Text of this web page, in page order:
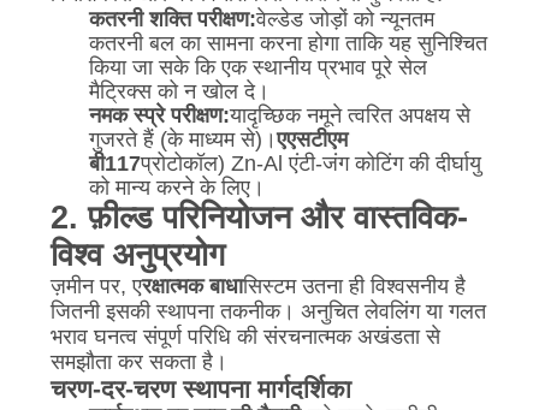
कतरनी शक्ति परीक्षण:वेल्डेड जोड़ों को न्यूनतम
कतरनी बल का सामना करना होगा ताकि यह सुनिश्चित
किया जा सके कि एक स्थानीय प्रभाव पूरे सेल
मैट्रिक्स को न खोल दे।
नमक स्प्रे परीक्षण:यादृच्छिक नमूने त्वरित अपक्षय से
गुजरते हैं (के माध्यम से)।एएसटीएम
बी117प्रोटोकॉल) Zn-Al एंटी-जंग कोटिंग की दीर्घायु
को मान्य करने के लिए।
2. फ़ील्ड परिनियोजन और वास्तविक-
विश्व अनुप्रयोग
ज़मीन पर, एरक्षात्मक बाधासिस्टम उतना ही विश्वसनीय है
जितनी इसकी स्थापना तकनीक। अनुचित लेवलिंग या गलत
भराव घनत्व संपूर्ण परिधि की संरचनात्मक अखंडता से
समझौता कर सकता है।
चरण-दर-चरण स्थापना मार्गदर्शिका